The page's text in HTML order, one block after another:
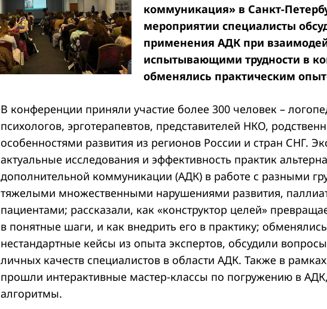
коммуникация» в Санкт-
мероприятии специалисты
применения АДК при
испытывающими трудности в
обменялись практическим
В конференции приняли участие более 300 человек –
психологов, эрготерапевтов, представителей НКО,
особенностями развития из регионов России и стран СНГ.
актуальные исследования и эффективность практик
дополнительной коммуникации (АДК) в работе с разными
тяжелыми множественными нарушениями развития,
пациентами; рассказали, как «конструктор целей»
в понятные шаги, и как внедрить его в практику;
нестандартные кейсы из опыта экспертов, обсудили
личных качеств специалистов в области АДК. Также в
прошли интерактивные мастер-классы по погружению в
алгоритмы.